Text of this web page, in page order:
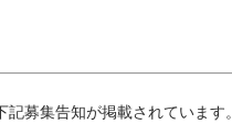
募集告知が掲載されています。